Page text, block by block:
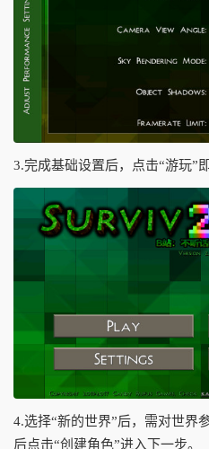
3.完成基础设置后，点击“游玩”
4.选择“新的世界”后，需对世界
后点击“创建角色”进入下一步。